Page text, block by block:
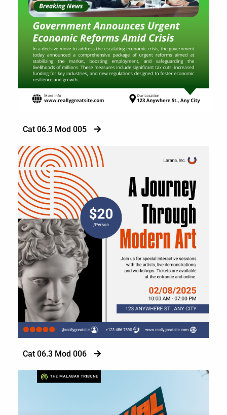
Cat 06.3 Mod 005
Cat 06.3 Mod 006